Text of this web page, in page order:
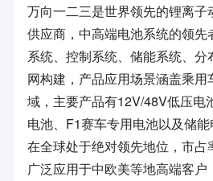
万向一二三是世界领先的锂离
供应商，中高端电池系统的领
系统、控制系统、储能系统、
网构建，产品应用场景涵盖乘用
域，主要产品有12V/48V低压电
电池、F1赛车专用电池以及储
在全球处于绝对领先地位，市占
广泛应用于中欧美等地高端客